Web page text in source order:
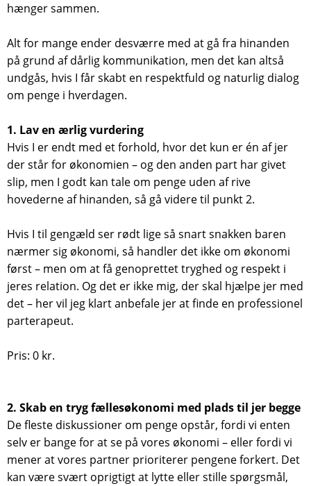
hænger sammen.
Alt for mange ender desværre med at gå fra hinanden
på grund af dårlig kommunikation, men det kan altså
undgås, hvis I får skabt en respektfuld og naturlig dialog
om penge i hverdagen.
1. Lav en ærlig vurdering
Hvis I er endt med et forhold, hvor det kun er én af jer
der står for økonomien – og den anden part har givet
slip, men I godt kan tale om penge uden af rive
hovederne af hinanden, så gå videre til punkt 2.
Hvis I til gengæld ser rødt lige så snart snakken baren
nærmer sig økonomi, så handler det ikke om økonomi
først – men om at få genoprettet tryghed og respekt i
jeres relation. Og det er ikke mig, der skal hjælpe jer med
det – her vil jeg klart anbefale jer at finde en professionel
parterapeut.
Pris: 0 kr.
2. Skab en tryg fællesøkonomi med plads til jer begge
De fleste diskussioner om penge opstår, fordi vi enten
selv er bange for at se på vores økonomi – eller fordi vi
mener at vores partner prioriterer pengene forkert. Det
kan være svært oprigtigt at lytte eller stille spørgsmål,